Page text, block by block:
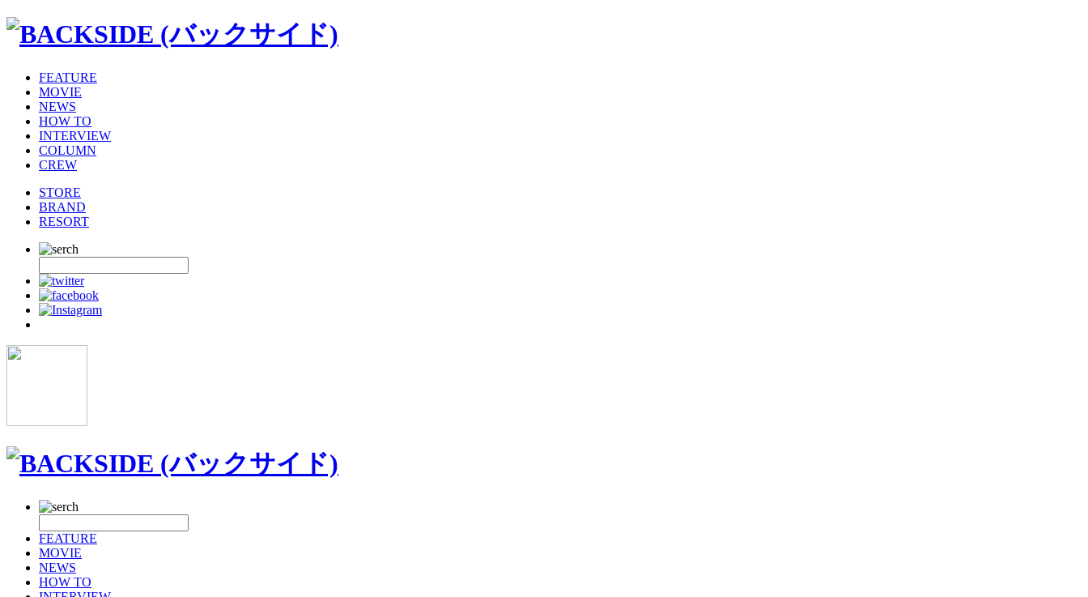
FEATURE
MOVIE
NEWS
HOW TO
INTERVIEW
COLUMN
CREW
STORE
BRAND
RESORT
FEATURE
MOVIE
NEWS
HOW TO